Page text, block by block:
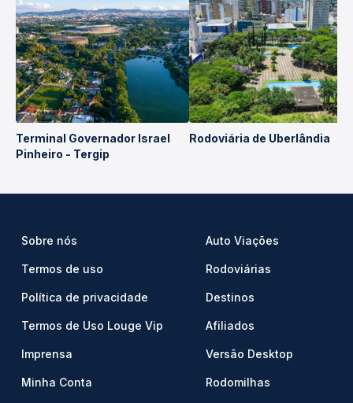
Terminal Governador Israel
Pinheiro - Tergip
Rodoviária de Uberlândia
Sobre nós
Termos de uso
Política de privacidade
Termos de Uso Louge Vip
Imprensa
Minha Conta
Auto Viações
Rodoviárias
Destinos
Afiliados
Versão Desktop
Rodomilhas